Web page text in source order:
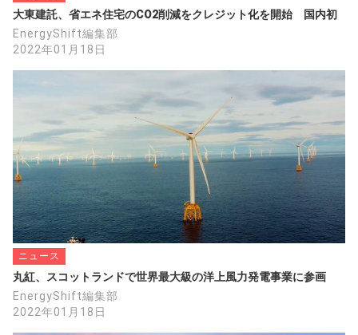
大東建託、省エネ住宅のCO2削減をクレジット化を開始　国内初
EnergyShift編集部
2022年01月18日
ニュース
丸紅、スコットランドで世界最大級の洋上風力発電事業に参画
EnergyShift編集部
2022年01月18日